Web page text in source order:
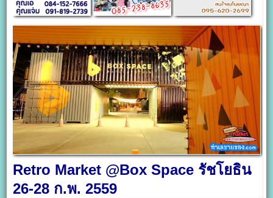
Retro Market @Box Space รัชโยธิน
26-28 ก.พ. 2559